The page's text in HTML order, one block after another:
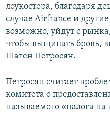
лоукостера, благодаря
случае Airfrance и
возможно, уйдут с
чтобы выщипать бровь,
Шаген Петросян.
Петросян считает
комитета о
называемого «налога на